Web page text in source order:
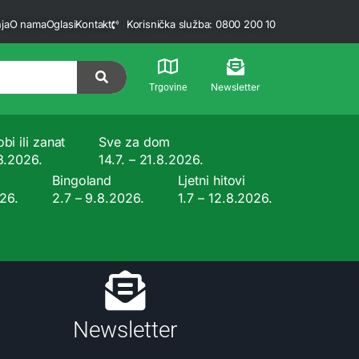
O namaOglasiKontakt Korisnička služba: 0800 200 10
Trgovine Newsletter
ili zanat
Sve za dom
14.7. – 21.8.2026.
Bingoland
2.7 – 9.8.2026.
Ljetni hitovi
1.7 – 12.8.2026.
Newsletter